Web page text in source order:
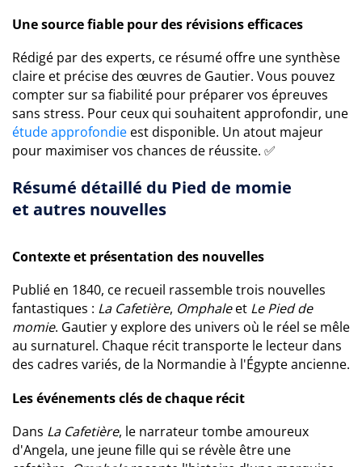
Une source fiable pour des révisions efficaces
Rédigé par des experts, ce résumé offre une synthèse
claire et précise des œuvres de Gautier. Vous pouvez
compter sur sa fiabilité pour préparer vos épreuves
sans stress. Pour ceux qui souhaitent approfondir, une
étude approfondie est disponible. Un atout majeur
pour maximiser vos chances de réussite. ✅
Résumé détaillé du Pied de momie
et autres nouvelles
Contexte et présentation des nouvelles
Publié en 1840, ce recueil rassemble trois nouvelles
fantastiques : La Cafetière, Omphaleet Le Pied de
momie. Gautier y explore des univers où le réel se mêle
au surnaturel. Chaque récit transporte le lecteur dans
des cadres variés, de la Normandie à l'Égypte ancienne.
Les événements clés de chaque récit
Dans La Cafetière, le narrateur tombe amoureux
d'Angela, une jeune fille qui se révèle être une